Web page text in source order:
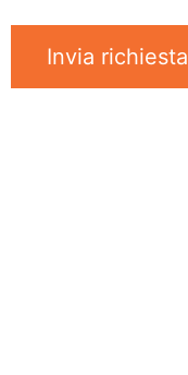
Invia richiesta